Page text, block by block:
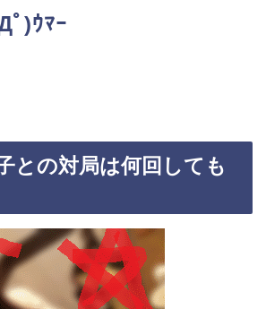
ﾟ)ｳﾏｰ
との対局は何回しても